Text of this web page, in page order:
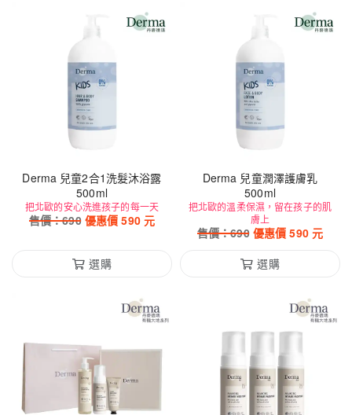
Derma 兒童2合1洗髮沐浴露
500ml
把北歐的安心洗進孩子的每一天
售價：690 優惠價590元
選購
Derma 兒童潤澤護膚乳
500ml
把北歐的溫柔保濕，留在孩子的肌
膚上
售價：690 優惠價590元
選購